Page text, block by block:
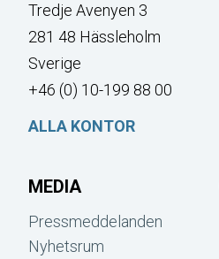
Tredje Avenyen 3
281 48 Hässleholm
Sverige
+46 (0) 10-199 88 00
ALLA KONTOR
MEDIA
Pressmeddelanden
Nyhetsrum